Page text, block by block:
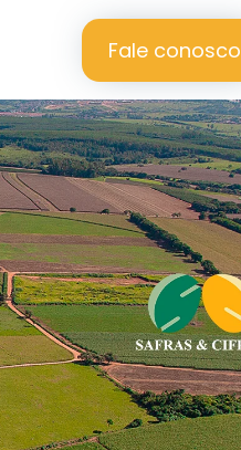
Fale conosco